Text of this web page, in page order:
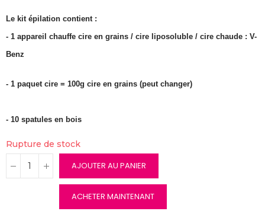
Le kit épilation contient :
- 1 appareil chauffe cire en grains / cire liposoluble / cire chaude : V-
Benz
- 1 paquet cire = 100g cire en grains (peut changer)
- 10 spatules en bois
Rupture de stock
AJOUTER AU PANIER
ACHETER MAINTENANT